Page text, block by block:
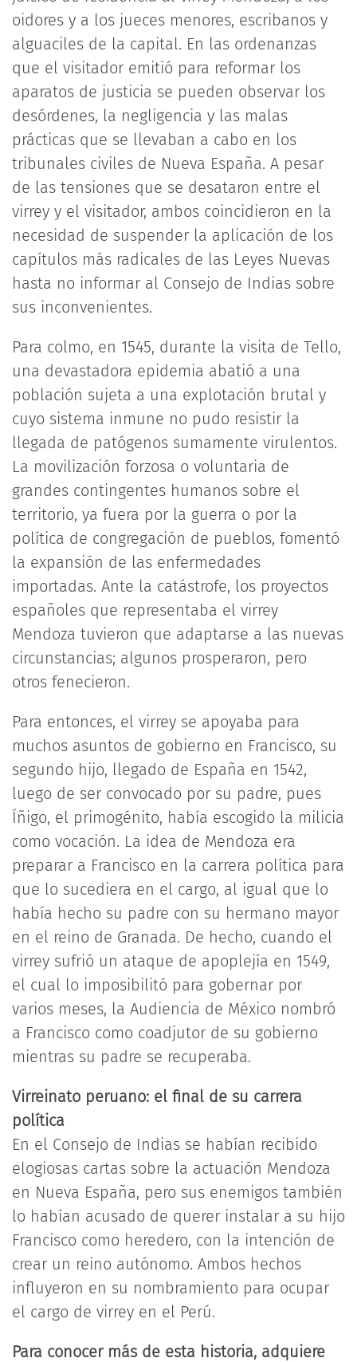
oidores y a los jueces menores, escribanos y
alguaciles de la capital. En las ordenanzas
que el visitador emitió para reformar los
aparatos de justicia se pueden observar los
desórdenes, la negligencia y las malas
prácticas que se llevaban a cabo en los
tribunales civiles de Nueva España. A pesar
de las tensiones que se desataron entre el
virrey y el visitador, ambos coincidieron en la
necesidad de suspender la aplicación de los
capítulos más radicales de las Leyes Nuevas
hasta no informar al Consejo de Indias sobre
sus inconvenientes.
Para colmo, en 1545, durante la visita de Tello,
una devastadora epidemia abatió a una
población sujeta a una explotación brutal y
cuyo sistema inmune no pudo resistir la
llegada de patógenos sumamente virulentos.
La movilización forzosa o voluntaria de
grandes contingentes humanos sobre el
territorio, ya fuera por la guerra o por la
política de congregación de pueblos, fomentó
la expansión de las enfermedades
importadas. Ante la catástrofe, los proyectos
españoles que representaba el virrey
Mendoza tuvieron que adaptarse a las nuevas
circunstancias; algunos prosperaron, pero
otros fenecieron.
Para entonces, el virrey se apoyaba para
muchos asuntos de gobierno en Francisco, su
segundo hijo, llegado de España en 1542,
luego de ser convocado por su padre, pues
Íñigo, el primogénito, había escogido la milicia
como vocación. La idea de Mendoza era
preparar a Francisco en la carrera política para
que lo sucediera en el cargo, al igual que lo
había hecho su padre con su hermano mayor
en el reino de Granada. De hecho, cuando el
virrey sufrió un ataque de apoplejía en 1549,
el cual lo imposibilitó para gobernar por
varios meses, la Audiencia de México nombró
a Francisco como coadjutor de su gobierno
mientras su padre se recuperaba.
Virreinato peruano: el final de su carrera
política
En el Consejo de Indias se habían recibido
elogiosas cartas sobre la actuación Mendoza
en Nueva España, pero sus enemigos también
lo habían acusado de querer instalar a su hijo
Francisco como heredero, con la intención de
crear un reino autónomo. Ambos hechos
influyeron en su nombramiento para ocupar
el cargo de virrey en el Perú.
Para conocer más de esta historia, adquiere